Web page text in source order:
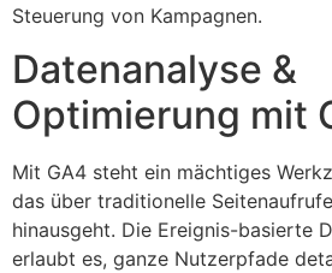
Steuerung von Kampagnen.
Datenanalyse &
Optimierung mit
Mit GA4 steht ein mächtiges
das über traditionelle
hinausgeht. Die Ereignis-basierte
erlaubt es, ganze Nutzerpfade